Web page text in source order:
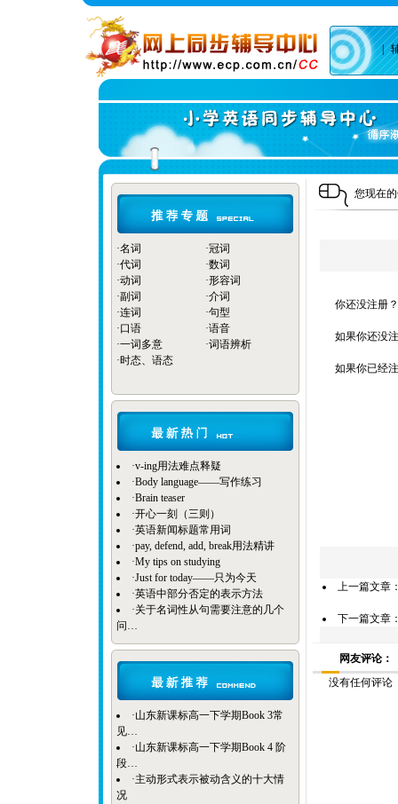
|
·名词 ·冠词
·代词 ·数词
·动词 ·形容词
·副词 ·介词
·连词 ·句型
·口语 ·语音
·一词多意 ·词语辨析
·时态、语态
·v-ing用法难点释疑
·Body language——写作练习
·Brain teaser
·开心一刻（三则）
·英语新闻标题常用词
·pay, defend, add, break用法精讲
·My tips on studying
·Just for today——只为今天
·英语中部分否定的表示方法
·关于名词性从句需要注意的几个
问…
·山东新课标高一下学期Book 3常
见…
·山东新课标高一下学期Book 4 阶
段…
·主动形式表示被动含义的十大情
况
您现在
你还没注册？
如果你还没
如果你已经
上一篇文章
下一篇文章
网友评论：
没有任何评论